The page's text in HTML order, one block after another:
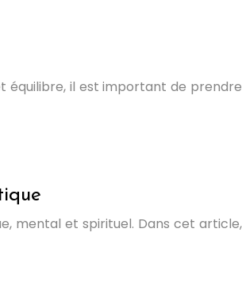
équilibre, il est important de prendre
mental et spirituel. Dans cet article,